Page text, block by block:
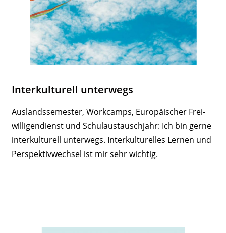
Inter­kul­turell unterwegs
Auslands­se­mester, Work­camps, Euro­päi­scher Frei­
wil­li­gen­dienst und Schul­aus­tauschjahr: Ich bin gerne
inter­kul­turell unterwegs. Inter­kul­tu­relles Lernen und
Perspek­tiv­wechsel ist mir sehr wichtig.